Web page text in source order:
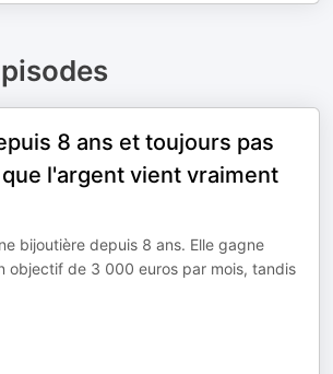
8 ans et toujours pas
l'argent vient vraiment
bijoutière depuis 8 ans. Elle gagne
objectif de 3 000 euros par mois, tandis